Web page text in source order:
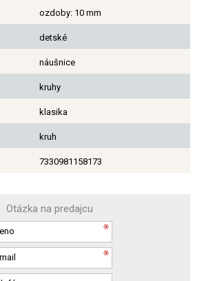
ozdoby: 10 mm
detské
náušnice
kruhy
klasika
kruh
7330981158173
Otázka na predajcu